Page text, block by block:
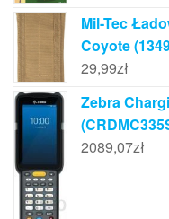
Mil-Tec
Coyote
29,99zł
Zebra
2089,07zł